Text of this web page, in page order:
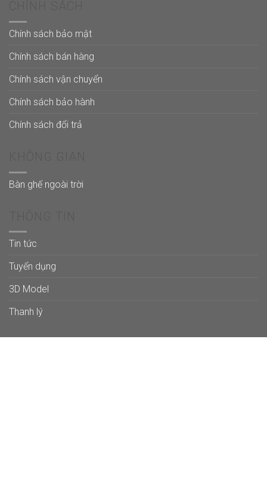
Chính sách bảo mật
Chính sách bán hàng
Chính sách vận chuyển
Chính sách bảo hành
Chính sách đổi trả
Bàn ghế ngoài trời
Tin tức
Tuyển dụng
3D Model
Thanh lý